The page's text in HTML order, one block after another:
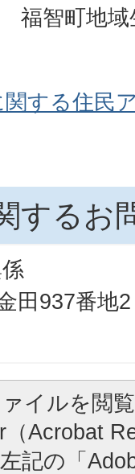
福智町地
する住民
するお
田937番地2
イルを閲
（Acrobat
記の「